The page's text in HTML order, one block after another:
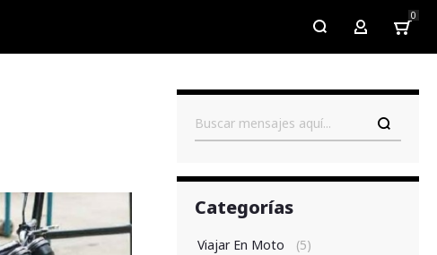
My Account
0
Buscar
Categorías
Viajar En Moto
(5)